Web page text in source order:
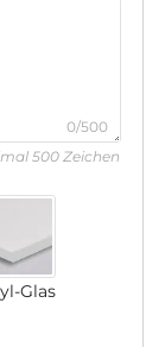
0/500
500 Zeichen
Glas